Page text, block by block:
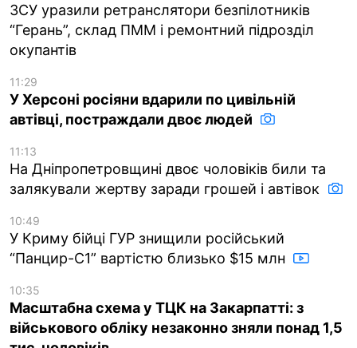
ЗСУ уразили ретранслятори безпілотників
“Герань”, склад ПММ і ремонтний підрозділ
окупантів
11:29
У Херсоні росіяни вдарили по цивільній
автівці, постраждали двоє людей
11:13
На Дніпропетровщині двоє чоловіків били та
залякували жертву заради грошей і автівок
10:49
У Криму бійці ГУР знищили російський
“Панцир-С1” вартістю близько $15 млн
10:35
Масштабна схема у ТЦК на Закарпатті: з
військового обліку незаконно зняли понад 1,5